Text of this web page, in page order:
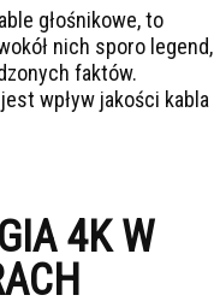
głośnikowe, to
nich sporo legend,
faktów.
wpływ jakości kabla
4K W